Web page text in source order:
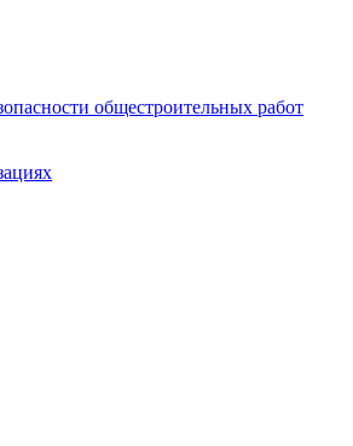
общестроительных работ